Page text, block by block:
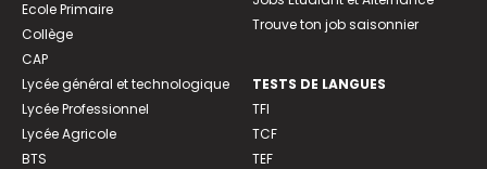
Ecole Primaire
Collège
CAP
Lycée général et technologique
Lycée Professionnel
Lycée Agricole
BTS
Trouve ton job saisonnier
TESTS DE LANGUES
TFI
TCF
TEF